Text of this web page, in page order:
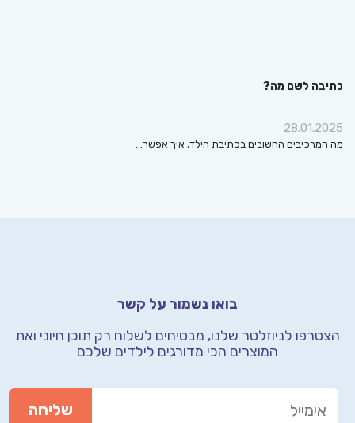
כתיבה לשם מה?
28.01.2025
מה המרכיבים החשובים בכתיבת הילד, איך אפשר…
בואו נשמור על קשר
הצטרפו לניוזלטר שלנו, מבטיחים לשלוח רק תוכן חיוני ואת
המוצרים הכי מדורגים לילדים שלכם